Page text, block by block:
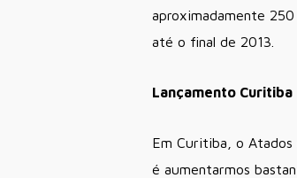
aproximadamente
até o final de 2013.
Lançamento Curitiba
Em Curitiba, o
é aumentarmos